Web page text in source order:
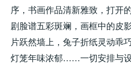
序，书画作品清新雅致，打开
剧脸谱五彩斑斓，画框中的皮
片跃然墙上，兔子折纸灵动乖
灯笼年味浓郁……一切安排与